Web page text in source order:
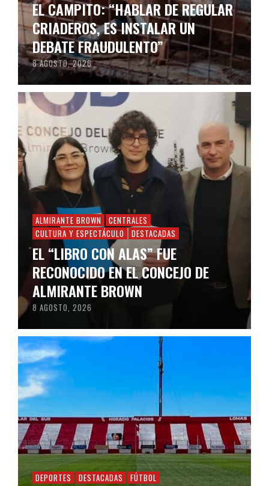
EL CAMPITO: “HABLAR DE REGULAR
CRIADEROS, ES INSTALAR UN
DEBATE FRAUDULENTO”
8 AGOSTO, 2026
ALMIRANTE BROWN
CENTRALES
CULTURA Y ESPECTÁCULO
DESTACADAS
EL “LIBRO CON ALAS” FUE
RECONOCIDO EN EL CONCEJO DE
ALMIRANTE BROWN
8 AGOSTO, 2026
DEPORTES DESTACADAS FÚTBOL